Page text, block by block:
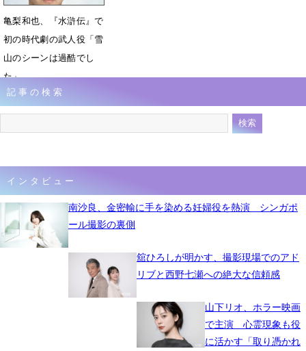
亀梨和也、『水滸伝』で
初の時代劇の武人役「雪
山のシーンは過酷でし
た」
2月12日 14時47分
記事の検索
インタビュー
南沙良、金密輸に手を染める妊婦役を熱演 シンガポ
ール撮影の裏側
舘ひろしが明かす、撮影現場でのアド
リブと西野七瀬への絶大な信頼感
山下リオ、ホラー映画
で主演 心霊現象も役
に活かす「取り憑かれ